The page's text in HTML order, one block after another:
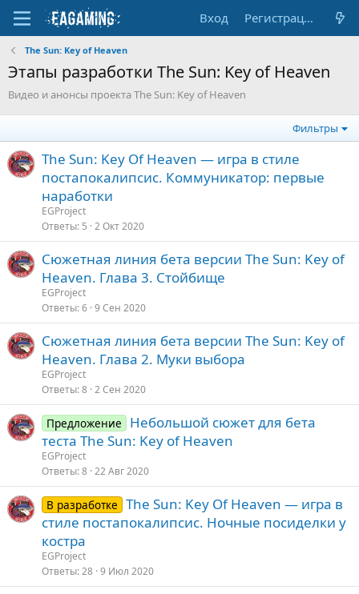
Вход Регистрация
The Sun: Key of Heaven
Этапы разработки The Sun: Key of Heaven
Видео и анонсы проекта The Sun: Key of Heaven
Фильтры
The Sun: Key Of Heaven — игра в стиле
постапокалипсис. Коммуникатор: первые
наработки
EGProject
Ответы 5 2 Окт 2020
Сюжетная линия бета версии The Sun: Key of
Heaven. Глава 3. Стойбище
EGProject
Ответы 6 9 Сен 2020
Сюжетная линия бета версии The Sun: Key of
Heaven. Глава 2. Муки выбора
EGProject
Ответы 8 2 Сен 2020
Предложение
Небольшой сюжет для бета
теста The Sun: Key of Heaven
EGProject
Ответы 8 22 Авг 2020
В разработке The Sun: Key Of Heaven — игра в
стиле постапокалипсис. Ночные посиделки у
костра
EGProject
Ответы 28 9 Июл 2020